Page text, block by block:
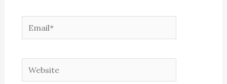
Email*
Website